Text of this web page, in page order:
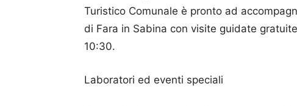
Turistico Comunale è pronto ad
di Fara in Sabina con visite guidate
10:30.
Laboratori ed eventi speciali